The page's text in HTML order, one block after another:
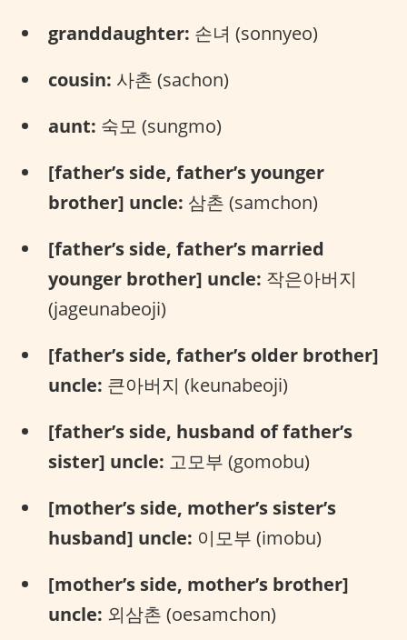
granddaughter: 손녀 (sonnyeo)
cousin: 사촌 (sachon)
aunt: 숙모 (sungmo)
[father’s side, father’s younger
brother] uncle: 삼촌 (samchon)
[father’s side, father’s married
younger brother] uncle: 작은아버지
(jageunabeoji)
[father’s side, father’s older brother]
uncle: 큰아버지 (keunabeoji)
[father’s side, husband of father’s
sister] uncle: 고모부 (gomobu)
[mother’s side, mother’s sister’s
husband] uncle: 이모부 (imobu)
[mother’s side, mother’s brother]
uncle: 외삼촌 (oesamchon)